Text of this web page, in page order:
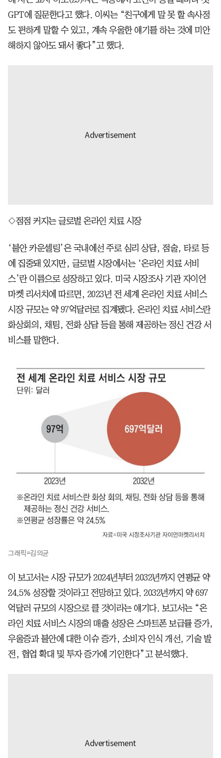
GPT에 질문한다고 했다. 이씨는 “친구에게 말 못 할 속사정
도 편하게 말할 수 있고, 계속 우울한 얘기를 하는 것에 미안
해하지 않아도 돼서 좋다”고 했다.
◇점점 커지는 글로벌 온라인 치료 시장
‘불안 카운셀링’은 국내에선 주로 심리 상담, 점술, 타로 등
에 집중돼 있지만, 글로벌 시장에서는 ‘온라인 치료 서비
스’란 이름으로 성장하고 있다. 미국 시장조사 기관 자이언
마켓 리서치에 따르면, 2023년 전 세계 온라인 치료 서비스
시장 규모는 약 97억달러로 집계됐다. 온라인 치료 서비스란
화상회의, 채팅, 전화 상담 등을 통해 제공하는 정신 건강 서
비스를 말한다.
그래픽=김의균
이 보고서는 시장 규모가 2024년부터 2032년까지 연평균 약
24.5% 성장할 것이라고 전망하고 있다. 2032년까지 약 697
억달러 규모의 시장으로 클 것이라는 얘기다. 보고서는 “온
라인 치료 서비스 시장의 매출 성장은 스마트폰 보급률 증가,
우울증과 불안에 대한 이슈 증가, 소비자 인식 개선, 기술 발
전, 협업 확대 및 투자 증가에 기인한다”고 분석했다.